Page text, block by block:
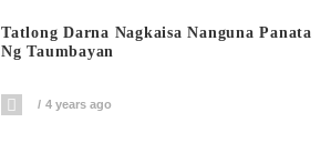
Tatlong Darna Nagkaisa Nanguna Panata
Ng Taumbayan
4 years ago